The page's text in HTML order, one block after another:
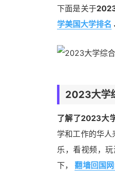
下面是关于
学美国大学排名
2023大学
了解了2023大
学和工作的华
乐，看视频，
下，
翻墙回国